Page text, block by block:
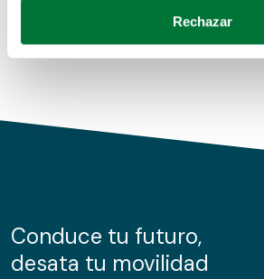
Obtenga más información sobre
de cookies.
información sobre el uso que haga del
nuestros partners de redes sociales,
Rechazar
Conduce tu futuro,
desata tu movilidad